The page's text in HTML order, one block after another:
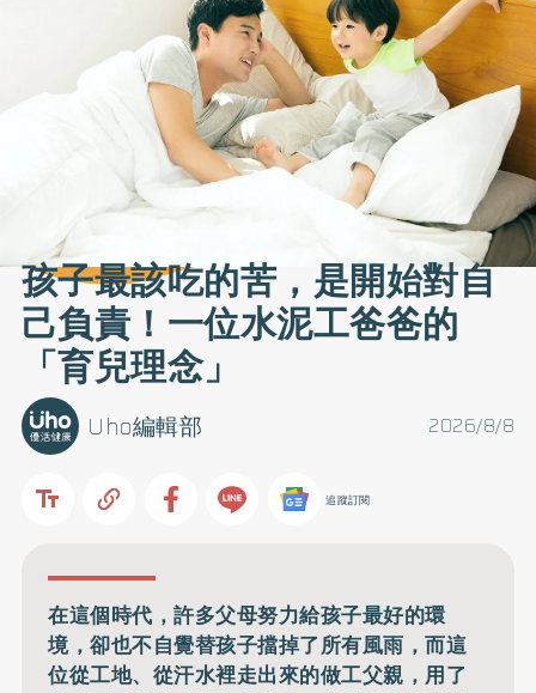
孩子最該吃的苦，是開始對自
己負責！一位水泥工爸爸的
「育兒理念」
2026/8/8
Uho編輯部
追蹤訂閱
在這個時代，許多父母努力給孩子最好的環
境，卻也不自覺替孩子擋掉了所有風雨，而這
位從工地、從汗水裡走出來的做工父親，用了